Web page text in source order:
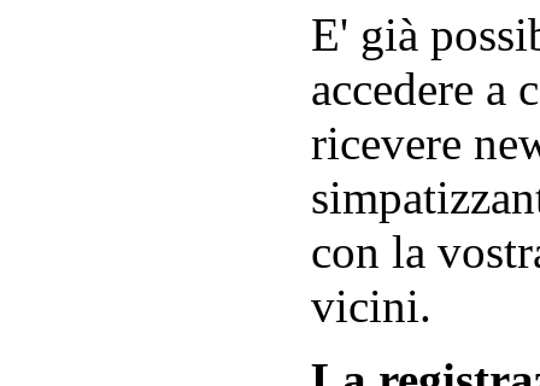
E' già
accedere a
ricevere
con la
vicini.